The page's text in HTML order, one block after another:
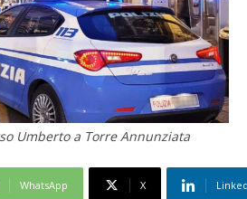
Umberto a Torre Annunziata
WhatsApp X